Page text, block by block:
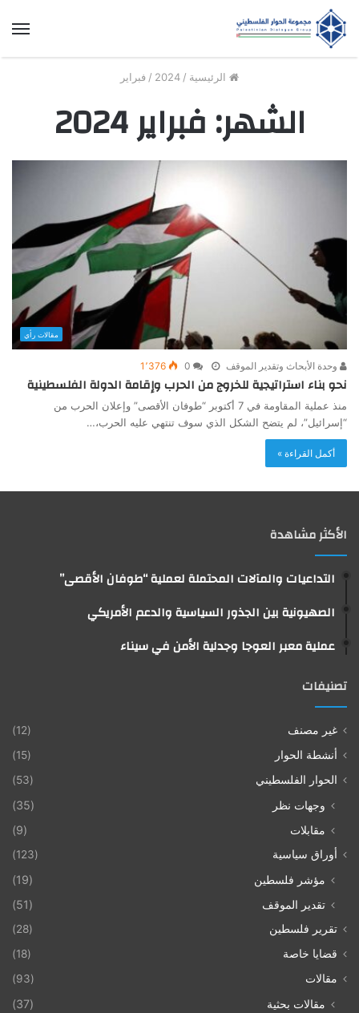
الرئيسية /
2024
/ فبراير
الشهر:فبراير 2024
مقالات رأي
وحدة الأبحاث وتقدير الموقف 0 1٬376
نحو بناء استراتيجية للخروج من الحرب وإقامة الدولة الفلسطينية
منذ عملية المقاومة في 7 أكتوبر “طوفان الأقصى” وإعلان الحرب من
“إسرائيل”، لم يتضح الشكل الذي سوف تنتهي عليه الحرب،…
أكمل القراءة »
الأكثر مشاهدة
التداعيات والمآلات المحتملة لعملية “طوفان الأقصى”
الصهيونية بين الجذور السياسية والدعم الأمريكي
عملية معبر العوجا وجدلية الأمن في سيناء
تصنيفات
غير مصنف
(12)
أنشطة الحوار
(15)
الحوار الفلسطيني
(53)
وجهات نظر
(35)
مقابلات
(9)
أوراق سياسية (123)
مؤشر فلسطين
(19)
تقدير الموقف
(51)
تقرير فلسطين
(28)
قضايا خاصة
(18)
مقالات
(93)
مقالات بحثية
(37)